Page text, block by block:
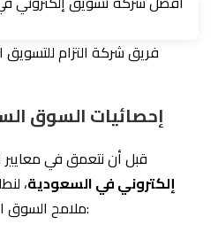
فريق شركة التزام للتسويق
إحصائيات السوق
قبل أن نتعمق في معايير
إلكتروني في السعودية،
ملامح السوق الرقمي السعودي عام 2026: